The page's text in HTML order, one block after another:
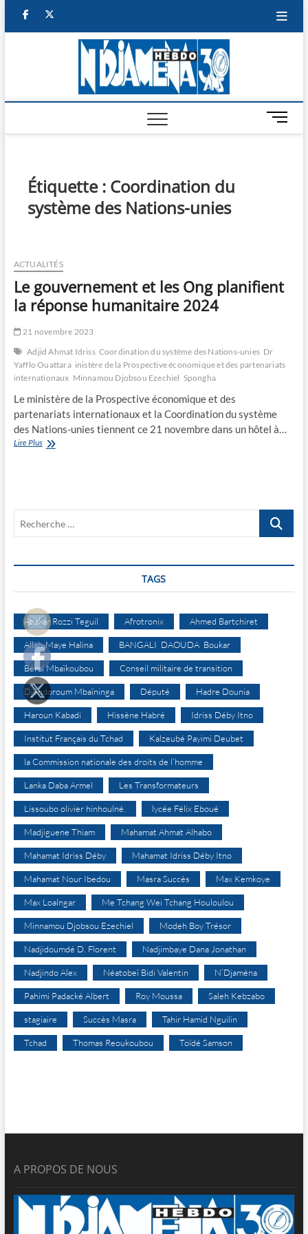
facebook
M
e
Étiquette : Coordination du
système des Nations-unies
ACTUALITÉS
Le gouvernement et les Ong planifient
la réponse humanitaire 2024
21 novembre 2023
Adjid Ahmat Idriss Coordination du système des Nations-unies Dr
Yafflo Ouattara inistère de la Prospective économique et des partenariats
internationaux Minnamou Djobsou Ezechiel Spongha
Le ministère de la Prospective économique et des
partenariats internationaux et la Coordination du système
des Nations-unies tiennent ce 21 novembre dans un hôtel à…
Lire PlusLe
réponse
Recherche
TAGS
Abakar Rozzi Teguil Afrotronix Ahmed Bartchiret
Allah-Maye Halina BANGALI DAOUDA Boukar
Béral Mbaïkoubou Conseil militaire de transition
Djéndoroum Mbaïninga Député Hadre Dounia
Haroun Kabadi Hissène Habré Idriss Déby Itno
Institut Français du Tchad Kalzeubé Payimi Deubet
la Commission nationale des droits de l’homme
Lanka Daba Armel Les Transformateurs
Lissoubo olivier hinhoulné. lycée Félix Eboué
Madjiguene Thiam Mahamat Ahmat Alhabo
Mahamat Idriss Déby Mahamat Idriss Déby Itno
Mahamat Nour Ibedou Masra Succès Max Kemkoye
Max Loalngar Me Tchang Wei Tchang Houloulou
Minnamou Djobsou Ezechiel Modeh Boy Trésor
Nadjidoumdé D. Florent Nadjimbaye Dana Jonathan
Nadjindo Alex Néatobeï Bidi Valentin N’Djaména
Pahimi Padacké Albert Roy Moussa Saleh Kebzabo
stagiaire Succès Masra Tahir Hamid Nguilin
Tchad Thomas Reoukoubou Toïdé Samson
A PROPOS DE NOUS